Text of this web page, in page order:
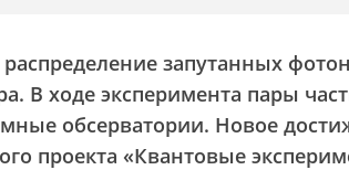
запутанных
В ходе эксперимента пары
обсерватории. Новое
проекта «Квантовые